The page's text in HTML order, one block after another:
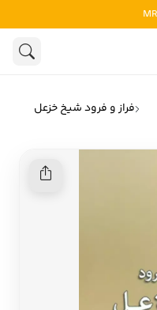
لاتین
فراز و فرود شیخ خزعل